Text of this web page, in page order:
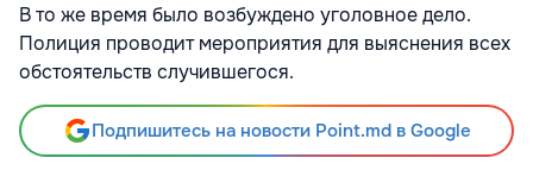
В то же время было возбуждено уголовное дело.
Полиция проводит мероприятия для выяснения всех
обстоятельств случившегося.
Подпишитесь на новости Point.md в Google